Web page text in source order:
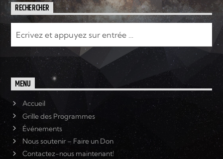
RECHERCHER
MENU
Accueil
Grille des Programmes
Événements
Nous soutenir – Faire un Don
Contactez-nous maintenant!